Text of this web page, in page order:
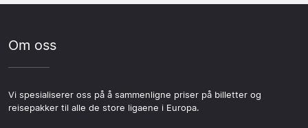
Om oss
Vi spesialiserer oss på å sammenligne priser på billetter og
reisepakker til alle de store ligaene i Europa.